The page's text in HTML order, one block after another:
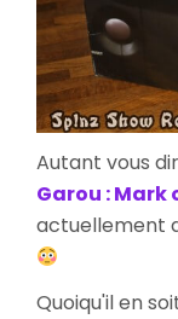
Autant vous
Garou : Mark
actuellement
Quoiqu'il en